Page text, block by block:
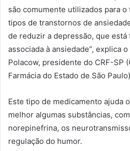
são comumente utilizados para
tipos de transtornos de
de reduzir a depressão, que
associada à ansiedade”, explica
Polacow, presidente do CRF-SP
Farmácia do Estado de São
Este tipo de medicamento ajuda
melhor algumas substâncias,
norepinefrina, os
regulação do humor.